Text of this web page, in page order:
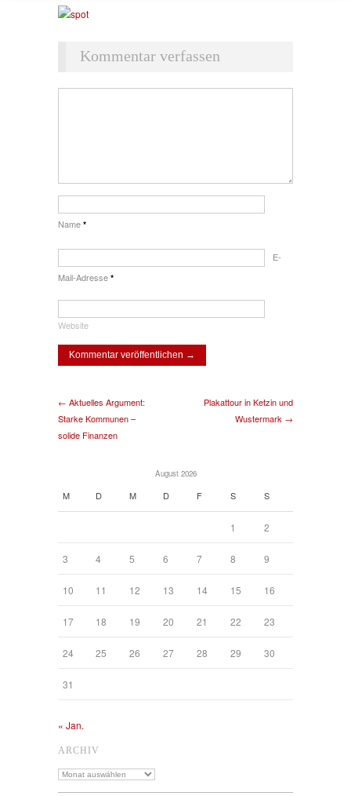
Kommentar verfassen
Name *
E-
Mail-Adresse *
Website
← Aktuelles Argument:
Starke Kommunen –
solide Finanzen
Plakattour in Ketzin und
Wustermark →
August 2026
M D M D F S S
1 2
3 4 5 6 7 8 9
10 11 12 13 14 15 16
17 18 19 20 21 22 23
24 25 26 27 28 29 30
31
« Jan.
ARCHIV
Archiv